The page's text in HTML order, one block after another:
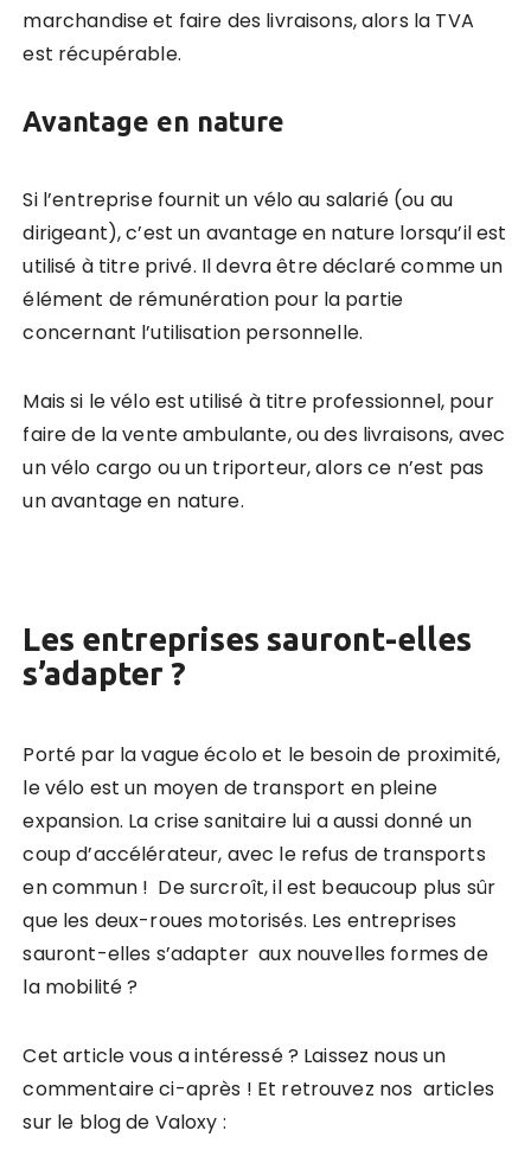
marchandise et faire des livraisons, alors la TVA
est récupérable.
Avantage en nature
Si l’entreprise fournit un vélo au salarié (ou au
dirigeant), c’est un avantage en nature lorsqu’il est
utilisé à titre privé. Il devra être déclaré comme un
élément de rémunération pour la partie
concernant l’utilisation personnelle.
Mais si le vélo est utilisé à titre professionnel, pour
faire de la vente ambulante, ou des livraisons, avec
un vélo cargo ou un triporteur, alors ce n’est pas
un avantage en nature.
Les entreprises sauront-elles
s’adapter ?
Porté par la vague écolo et le besoin de proximité,
le vélo est un moyen de transport en pleine
expansion. La crise sanitaire lui a aussi donné un
coup d’accélérateur, avec le refus de transports
en commun ! De surcroît, il est beaucoup plus sûr
que les deux-roues motorisés. Les entreprises
sauront-elles s’adapter aux nouvelles formes de
la mobilité ?
Cet article vous a intéressé ? Laissez nous un
commentaire ci-après ! Et retrouvez nos articles
sur le blog de Valoxy :